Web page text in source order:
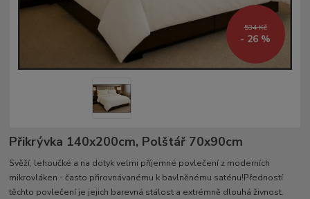
534 Kč
- 26 %
Přikrývka 140x200cm, Polštář 70x90cm
Svěží, lehoučké a na dotyk velmi příjemné povlečení z moderních
mikrovláken - často přirovnávanému k bavlněnému saténu!Předností
těchto povlečení je jejich barevná stálost a extrémně dlouhá živnost.